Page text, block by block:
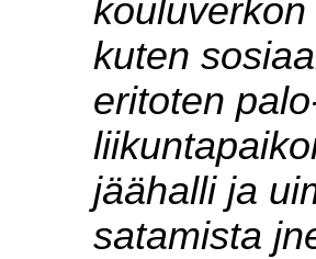
kuten
eritoten
jäähalli ja
satamista